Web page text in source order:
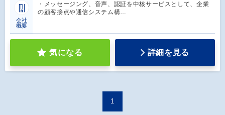
会社
概要
・メッセージング、音声、認証を中核サービスとして、企業
の顧客接点や通信システム構…
気になる 詳細を見る
1